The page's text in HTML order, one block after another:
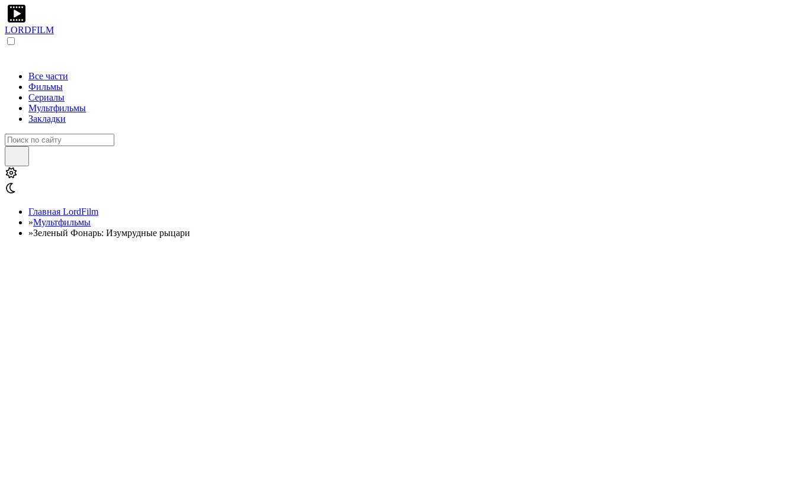
LORDFILM
Все части
Фильмы
Сериалы
Мультфильмы
Закладки
Главная LordFilm
»Мультфильмы
»Зеленый Фонарь: Изумрудные рыцари